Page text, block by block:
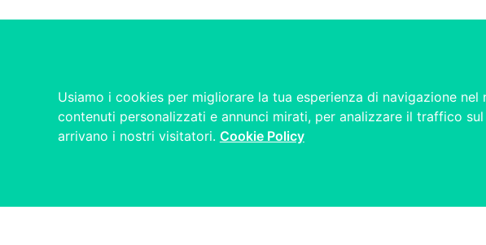
Usiamo i cookies per migliorare la tua esperienza di navigazione
contenuti personalizzati e annunci mirati, per analizzare il traffico
arrivano i nostri visitatori. Cookie Policy